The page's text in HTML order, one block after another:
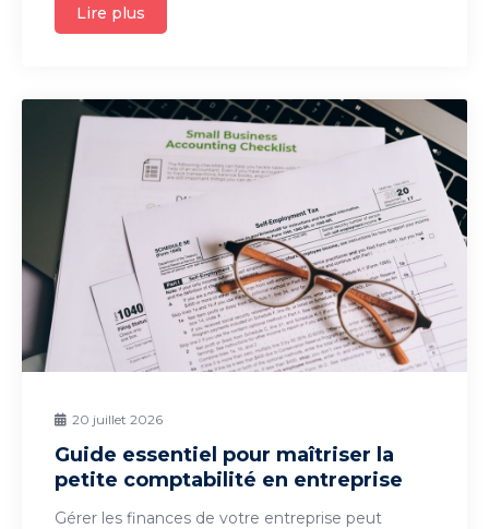
Lire plus
20 juillet 2026
Guide essentiel pour maîtriser la
petite comptabilité en entreprise
Gérer les finances de votre entreprise peut